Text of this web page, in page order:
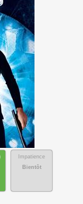
Impatience
Bientôt